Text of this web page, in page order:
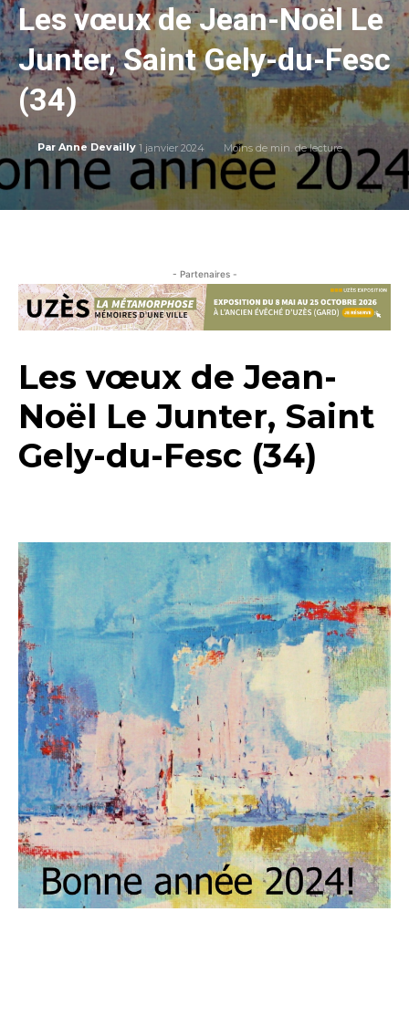
Les vœux de Jean-Noël Le
Junter, Saint Gely-du-Fesc
(34)
Par Anne Devailly 1 janvier 2024 Moins de min. de lecture
- Partenaires -
Les vœux de Jean-
Noël Le Junter, Saint
Gely-du-Fesc (34)